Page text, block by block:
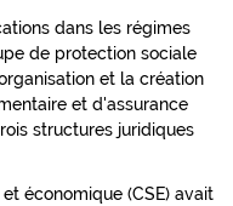
dans les régimes
de protection sociale
et la création
et d'assurance
structures juridiques
économique (CSE) avait